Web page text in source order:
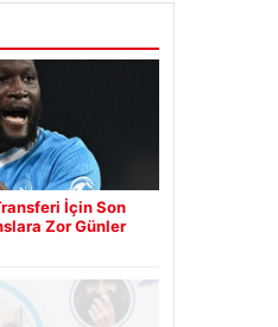
İçin Son
Zor Günler